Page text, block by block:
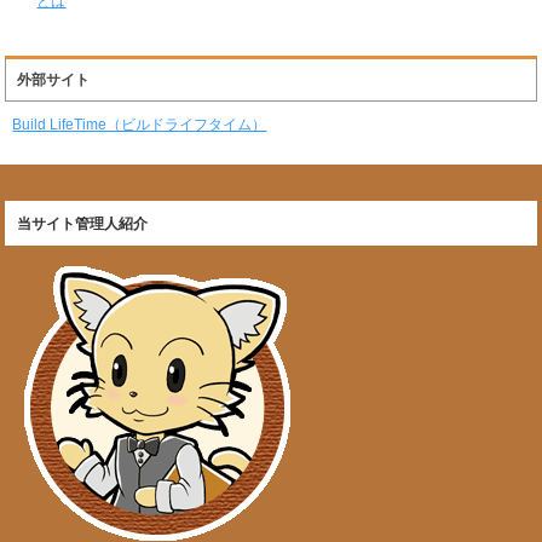
外部サイト
Build LifeTime（ビルドライフタイム）
当サイト管理人紹介